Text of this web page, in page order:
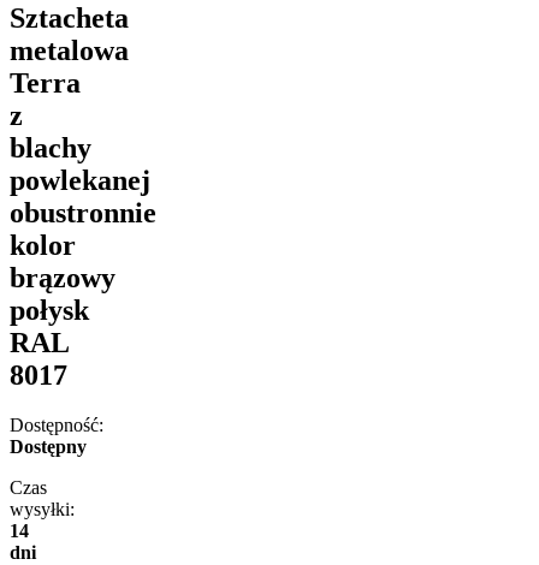
Sztacheta
metalowa
Terra
z
blachy
powlekanej
obustronnie
kolor
brązowy
połysk
RAL
8017
Dostępność:
Dostępny
Czas
wysyłki:
14
dni